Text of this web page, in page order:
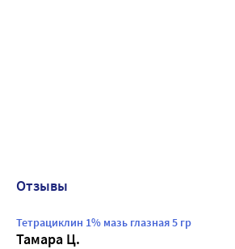
Отзывы
Тетрациклин 1% мазь глазная 5 гр
Тамара Ц.